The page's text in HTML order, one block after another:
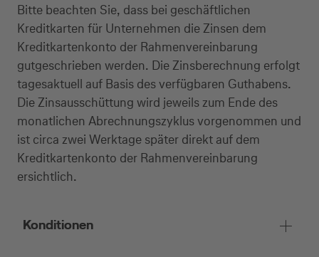
Bitte beachten Sie, dass bei geschäftlichen
Kreditkarten für Unternehmen die Zinsen dem
Kreditkartenkonto der Rahmenvereinbarung
gutgeschrieben werden. Die Zinsberechnung erfolgt
tagesaktuell auf Basis des verfügbaren Guthabens.
Die Zinsausschüttung wird jeweils zum Ende des
monatlichen Abrechnungszyklus vorgenommen und
ist circa zwei Werktage später direkt auf dem
Kreditkartenkonto der Rahmenvereinbarung
ersichtlich.
Konditionen